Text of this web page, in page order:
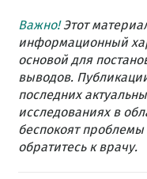
Важно!Этот
информационный
основой для
выводов.
последних
исследованиях в
беспокоят проблемы
обратитесь к врачу.